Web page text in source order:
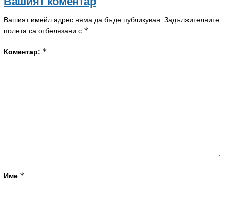
Вашият имейл адрес няма да бъде публикуван. Задължителните
полета са отбелязани с *
Коментар: *
Име *